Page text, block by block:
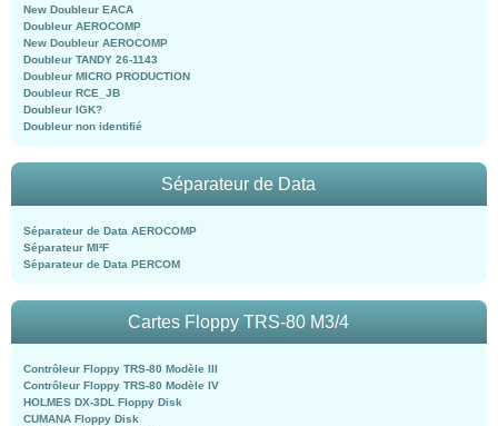
New Doubleur EACA
Doubleur AEROCOMP
New Doubleur AEROCOMP
Doubleur TANDY 26-1143
Doubleur MICRO PRODUCTION
Doubleur RCE_JB
Doubleur IGK?
Doubleur non identifié
Séparateur de Data
Séparateur de Data AEROCOMP
Séparateur MI²F
Séparateur de Data PERCOM
Cartes Floppy TRS-80 M3/4
Contrôleur Floppy TRS-80 Modèle III
Contrôleur Floppy TRS-80 Modèle IV
HOLMES DX-3DL Floppy Disk
CUMANA Floppy Disk